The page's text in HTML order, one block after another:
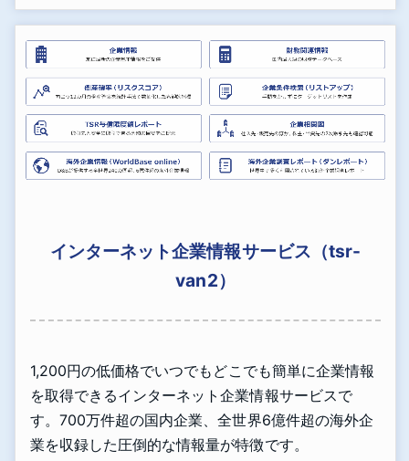
インターネット企業情報サービス（tsr-
van2）
1,200円の低価格でいつでもどこでも簡単に企業情報
を取得できるインターネット企業情報サービスで
す。700万件超の国内企業、全世界6億件超の海外企
業を収録した圧倒的な情報量が特徴です。